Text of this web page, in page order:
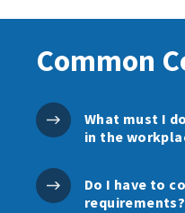
Common
What must I
in the
Do I have to
requirements?